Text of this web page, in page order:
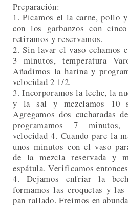
Preparación:
1. Picamos el la carne, pollo
con los garbanzos con
retiramos y reservamos.
2. Sin lavar el vaso echamos
3 minutos, temperatura
Añadimos la harina y
velocidad 2 1/2.
3. Incorporamos la leche, la
y la sal y mezclamos 10
Agregamos dos cucharadas
programamos 7 minutos,
velocidad 4. Cuando pare la
unos minutos con el vaso
de la mezcla reservada y
espátula. Verificamos
4. Dejamos enfriar la
formamos las croquetas y las
pan rallado. Freimos en